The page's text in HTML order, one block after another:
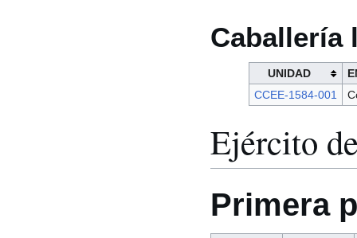
Caballería
UNIDAD
CCEE-1584-001
Ejército
Primera